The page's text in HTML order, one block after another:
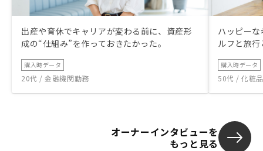
出産や育休でキャリアが変わる前に、資産形
成の“仕組み”を作っておきたかった。
購入時データ
20代 / 金融機関勤務
ハッピー
ルフと旅
購入時データ
50代 / 化粧
オーナーインタビューを
もっと見る